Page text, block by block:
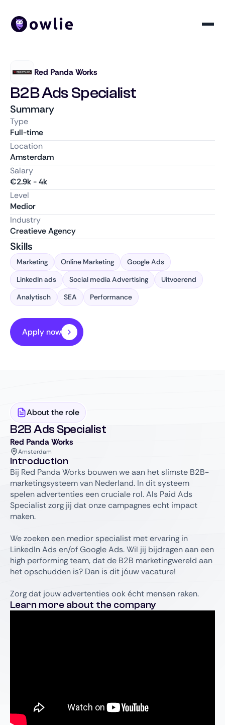
Red Panda Works
B2B Ads Specialist
Summary
Type
Full-time
Location
Amsterdam
Salary
€2.9k-4k
Level
Medior
Industry
Creatieve Agency
Skills
Marketing Online Marketing
Google Ads
LinkedIn ads
Social media Advertising
Uitvoerend
Analytisch
SEA Performance
Apply now
About the role
B2B Ads Specialist
Red Panda Works
Amsterdam
Introduction
Bij Red Panda Works bouwen we aan het slimste B2B-
marketingsysteem van Nederland. In dit systeem
spelen advertenties een cruciale rol. Als Paid Ads
Specialist zorg jij dat onze campagnes echt impact
maken.
We zoeken een medior specialist met ervaring in
LinkedIn Ads en/of Google Ads. Wil jij bijdragen aan een
high performing team, dat de B2B marketingwereld aan
het opschudden is? Dan is dit jóuw vacature!
Zorg dat jouw advertenties ook écht mensen raken.
Learn more about the company